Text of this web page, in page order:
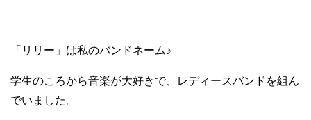
「リリー」は私のバンドネーム♪
学生のころから音楽が大好きで、レディースバンドを組ん
でいました。